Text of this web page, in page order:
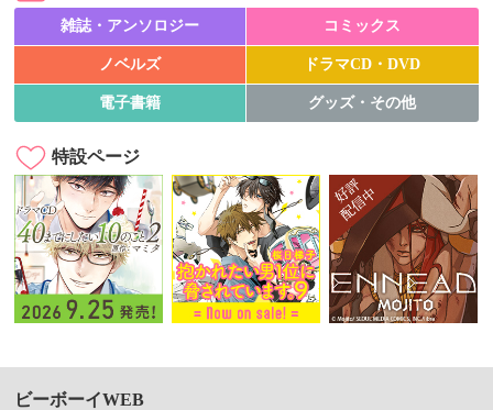
雑誌・アンソロジー コミックス
ノベルズ ドラマCD・DVD
電子書籍 グッズ・その他
特設ページ
ビーボーイWEB